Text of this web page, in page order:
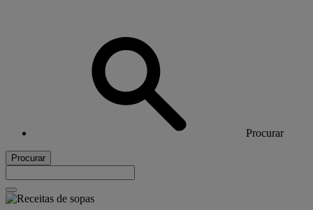
Procurar
Procurar